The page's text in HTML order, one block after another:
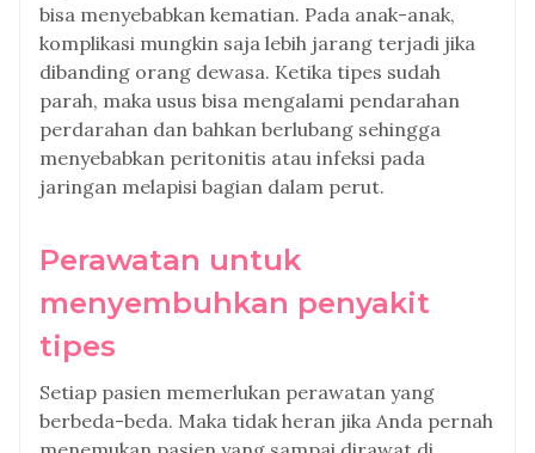
bisa menyebabkan kematian. Pada anak-anak,
komplikasi mungkin saja lebih jarang terjadi jika
dibanding orang dewasa. Ketika tipes sudah
parah, maka usus bisa mengalami pendarahan
perdarahan dan bahkan berlubang sehingga
menyebabkan peritonitis atau infeksi pada
jaringan melapisi bagian dalam perut.
Perawatan untuk
menyembuhkan penyakit
tipes
Setiap pasien memerlukan perawatan yang
berbeda-beda. Maka tidak heran jika Anda pernah